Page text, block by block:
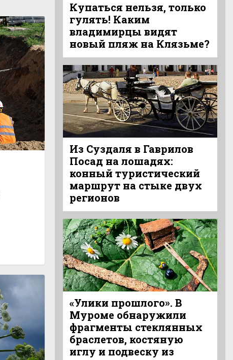
Купаться нельзя, только
гулять! Каким
владимирцы видят
новый пляж на Клязьме?
Из Суздаля в Гаврилов
Посад на лошадях:
конный туристический
маршрут на стыке двух
регионов
«Улики прошлого». В
Муроме обнаружили
фрагменты стеклянных
браслетов, костяную
иглу и подвеску из